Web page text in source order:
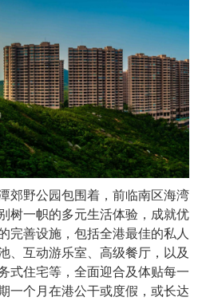
郊野公园包围着，前临南区海湾
树一帜的多元生活体验，成就优
完善设施，包括全港最佳的私人
、互动游乐室、高级餐厅，以及
式住宅等，全面迎合及体贴每一
一个月在港公干或度假，或长达